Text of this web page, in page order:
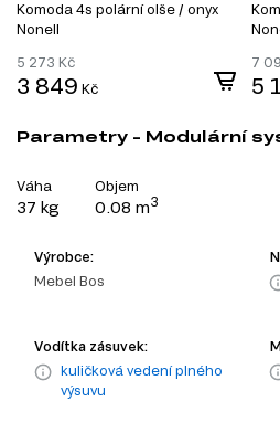
Komoda 4s polární olše / onyx
Nonell
5 273 Kč
3 849 Kč
7
5
Parametry - Modulární
Váha
37 kg
Objem
0.08 m3
Výrobce:
Mebel Bos
Vodítka zásuvek:
kuličková vedení plného
výsuvu